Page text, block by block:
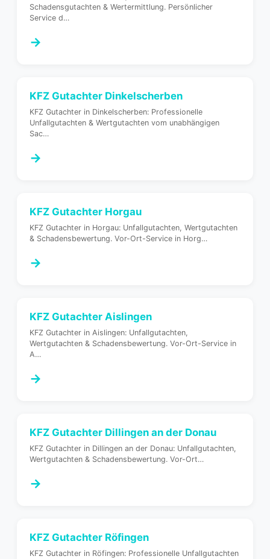
Schadensgutachten & Wertermittlung. Persönlicher
Service d…
→
KFZ Gutachter Dinkelscherben
KFZ Gutachter in Dinkelscherben: Professionelle
Unfallgutachten & Wertgutachten vom unabhängigen
Sac…
→
KFZ Gutachter Horgau
KFZ Gutachter in Horgau: Unfallgutachten, Wertgutachten
& Schadensbewertung. Vor-Ort-Service in Horg…
→
KFZ Gutachter Aislingen
KFZ Gutachter in Aislingen: Unfallgutachten,
Wertgutachten & Schadensbewertung. Vor-Ort-Service in
A…
→
KFZ Gutachter Dillingen an der Donau
KFZ Gutachter in Dillingen an der Donau: Unfallgutachten,
Wertgutachten & Schadensbewertung. Vor-Ort…
→
KFZ Gutachter Röfingen
KFZ Gutachter in Röfingen: Professionelle Unfallgutachten